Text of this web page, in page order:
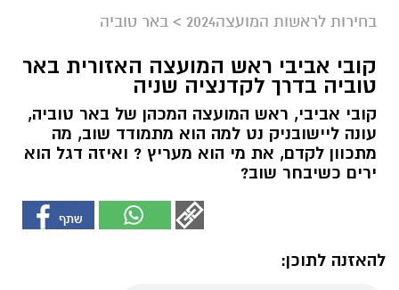
בחירות לראשות המועצה2024 > באר טוביה
קובי אביבי ראש המועצה האזורית באר
טוביה בדרך לקדנציה שניה
קובי אביבי, ראש המועצה המכהן של באר טוביה,
עונה ליישובניק נט למה הוא מתמודד שוב, מה
מתכוון לקדם, את מי הוא מעריץ ? ואיזה דגל הוא
ירים כשיבחר שוב?
להאזנה לתוכן: